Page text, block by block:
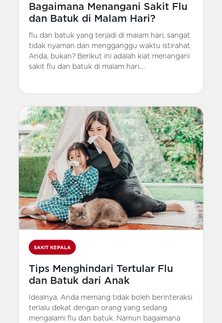
Bagaimana Menangani Sakit Flu
dan Batuk di Malam Hari?
flu dan batuk yang terjadi di malam hari, sangat
tidak nyaman dan mengganggu waktu istirahat
Anda, bukan? Berikut ini adalah kiat menangani
sakit flu dan batuk di malam hari....
SAKIT KEPALA
Tips Menghindari Tertular Flu
dan Batuk dari Anak
Idealnya, Anda memang tidak boleh berinteraksi
terlalu dekat dengan orang yang sedang
mengalami flu dan batuk. Namun bagaimana